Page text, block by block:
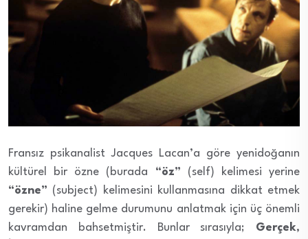
Fransız psikanalist Jacques Lacan’a göre yenidoğanın
kültürel bir özne (burada “öz” (self) kelimesi yerine
“özne” (subject) kelimesini kullanmasına dikkat etmek
gerekir) haline gelme durumunu anlatmak için üç önemli
kavramdan bahsetmiştir. Bunlar sırasıyla; Gerçek,